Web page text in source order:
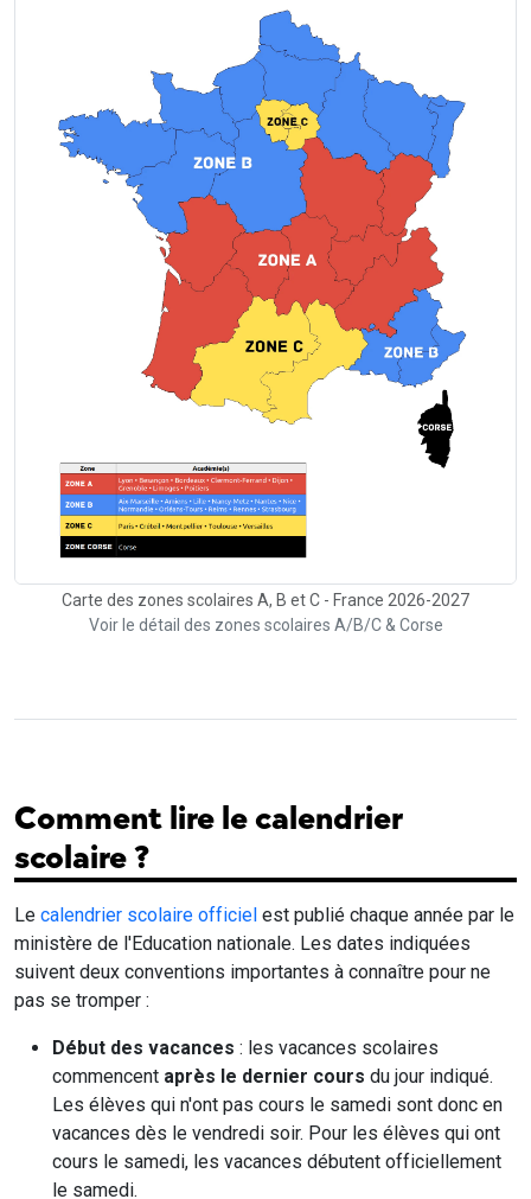
Carte des zones scolaires A, B et C - France 2026-2027
Voir le détail des zones scolaires A/B/C & Corse
Comment lire le calendrier
scolaire ?
Le calendrier scolaire officiel est publié chaque année par le
ministère de l'Education nationale. Les dates indiquées
suivent deux conventions importantes à connaître pour ne
pas se tromper :
Début des vacances : les vacances scolaires
commencent après le dernier cours du jour indiqué.
Les élèves qui n'ont pas cours le samedi sont donc en
vacances dès le vendredi soir. Pour les élèves qui ont
cours le samedi, les vacances débutent officiellement
le samedi.